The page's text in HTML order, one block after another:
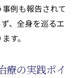
の統合的癒し
するクンダリ
験とは
寛解事例
例も報告されて
、全身を巡るエ
す。
療の実践ポイ